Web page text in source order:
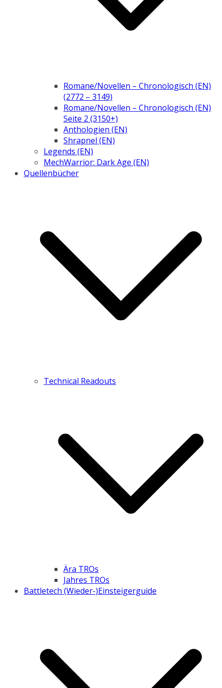
Romane/Novellen – Chronologisch (EN)
(2772 – 3149)
Romane/Novellen – Chronologisch (EN)
Seite 2 (3150+)
Anthologien (EN)
Shrapnel (EN)
Legends (EN)
MechWarrior: Dark Age (EN)
Quellenbücher
Technical Readouts
Ära TROs
Jahres TROs
Battletech (Wieder-)Einsteigerguide